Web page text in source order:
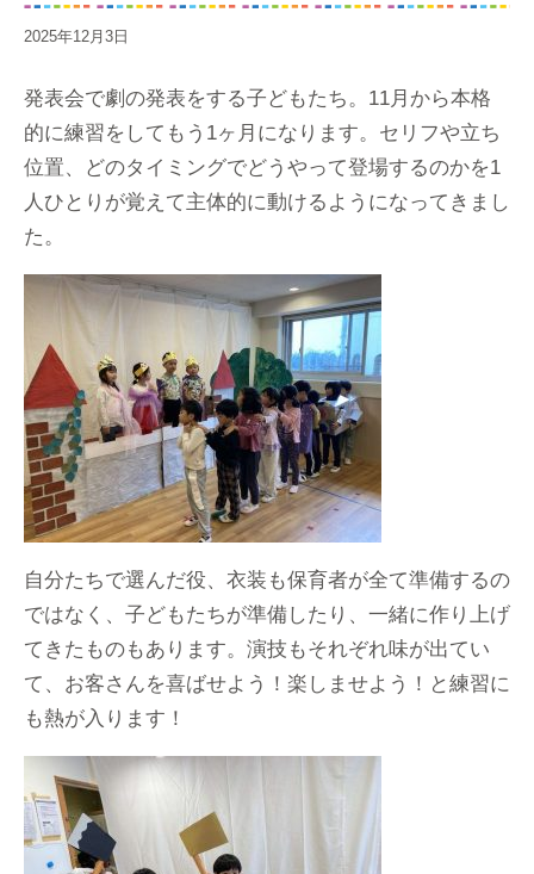
2025年12月3日
発表会で劇の発表をする子どもたち。11月から本格
的に練習をしてもう1ヶ月になります。セリフや立ち
位置、どのタイミングでどうやって登場するのかを1
人ひとりが覚えて主体的に動けるようになってきまし
た。
自分たちで選んだ役、衣装も保育者が全て準備するの
ではなく、子どもたちが準備したり、一緒に作り上げ
てきたものもあります。演技もそれぞれ味が出てい
て、お客さんを喜ばせよう！楽しませよう！と練習に
も熱が入ります！